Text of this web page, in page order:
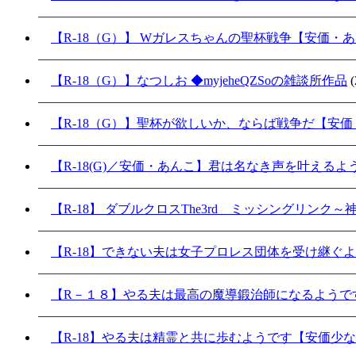
【R-18（G）】 Wガレスちゃんの聖杯戦争【安価・
【R-18（G）】なつしお ◆myjeheQZSoの雑談所作品
【R-18（G）】聖杯が欲しいか、ならば戦争だ【安
【R-18(G)／安価・あんこ】君は名なき声を叶える
【R-18】 ダブルクロスThe3rd ミッシングリンク～
【R-18】できない夫は女子プロレス団体を受け継ぐ
【R－１８】やる夫は最高の魔導鍛治師になるよう
【R-18】やる夫は精霊と共に歩むようです【安価少